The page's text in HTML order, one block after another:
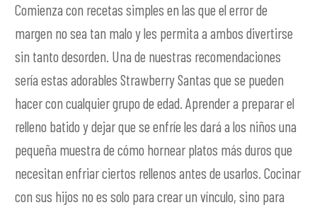
Comienza con recetas simples en las que el error de
margen no sea tan malo y les permita a ambos divertirse
sin tanto desorden. Una de nuestras recomendaciones
sería estas adorables Strawberry Santas que se pueden
hacer con cualquier grupo de edad. Aprender a preparar el
relleno batido y dejar que se enfríe les dará a los niños una
pequeña muestra de cómo hornear platos más duros que
necesitan enfriar ciertos rellenos antes de usarlos. Cocinar
con sus hijos no es solo para crear un vínculo, sino para